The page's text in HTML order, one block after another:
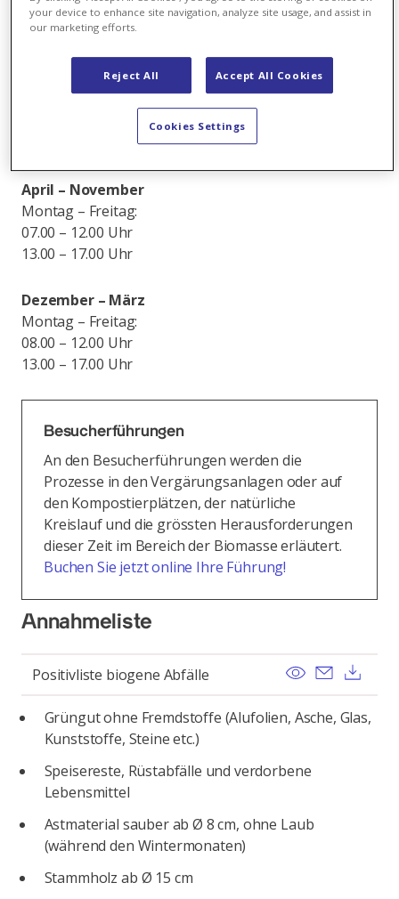
Schützenstrasse 60
8604 Volketswil
Verkaufsberater (Biomasseannahme und -verkauf)
Öffnungszeiten
April – November
Montag – Freitag:
07.00 – 12.00 Uhr
13.00 – 17.00 Uhr
Dezember – März
Montag – Freitag:
08.00 – 12.00 Uhr
13.00 – 17.00 Uhr
Besucherführungen
An den Besucherführungen werden die
Prozesse in den Vergärungsanlagen oder auf
den Kompostierplätzen, der natürliche
Kreislauf und die grössten Herausforderungen
dieser Zeit im Bereich der Biomasse erläutert.
Buchen Sie jetzt online Ihre Führung!
Annahmeliste
Positivliste biogene Abfälle View Send
Grüngut ohne Fremdstoffe (Alufolien, Asche, Glas,
Kunststoffe, Steine etc.)
Speisereste, Rüstabfälle und verdorbene
Lebensmittel
Astmaterial sauber ab Ø 8 cm, ohne Laub
(während den Wintermonaten)
Stammholz ab Ø 15 cm
your device to enhance site navigation, analyze site usage, and assist in
our marketing efforts.
Reject All Accept All Cookies
Cookies Settings